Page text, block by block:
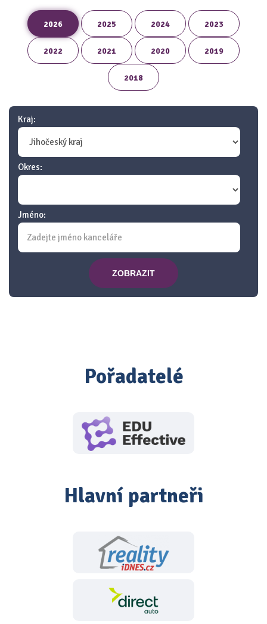
2026 2025 2024 2023
2022 2021 2020 2019
2018
Kraj:
Okres:
Jméno:
ZOBRAZIT
Pořadatelé
Hlavní partneři